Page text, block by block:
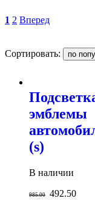
1 2 Вперед
Сортировать:
эмблемы
(s)
В наличии
985.00 492.50